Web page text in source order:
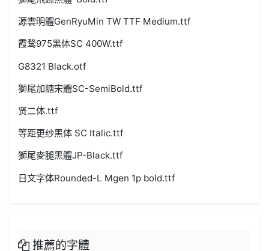
源雲明體GenRyuMin TW TTF Medium.ttf
霞鹜975黑体SC 400W.ttf
G8321 Black.otf
獅尾加糖宋體SC-SemiBold.ttf
贤二体.ttf
等距更纱黑体 SC Italic.ttf
獅尾麥腿黑體JP-Black.ttf
日文字体Rounded-L Mgen 1p bold.ttf
推薦的字體